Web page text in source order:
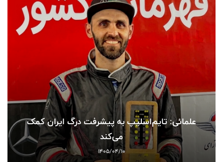
علمائی: تایم‌اسلیپ به پیشرفت درگ ایران کمک
می‌کند
1405/04/10